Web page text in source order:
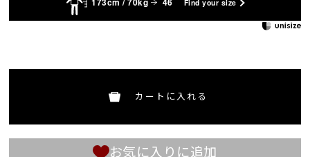
Find your size
カートに入れる
お気に入りに追加